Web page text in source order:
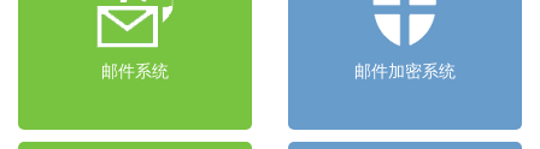
邮件系统 邮件加密系统